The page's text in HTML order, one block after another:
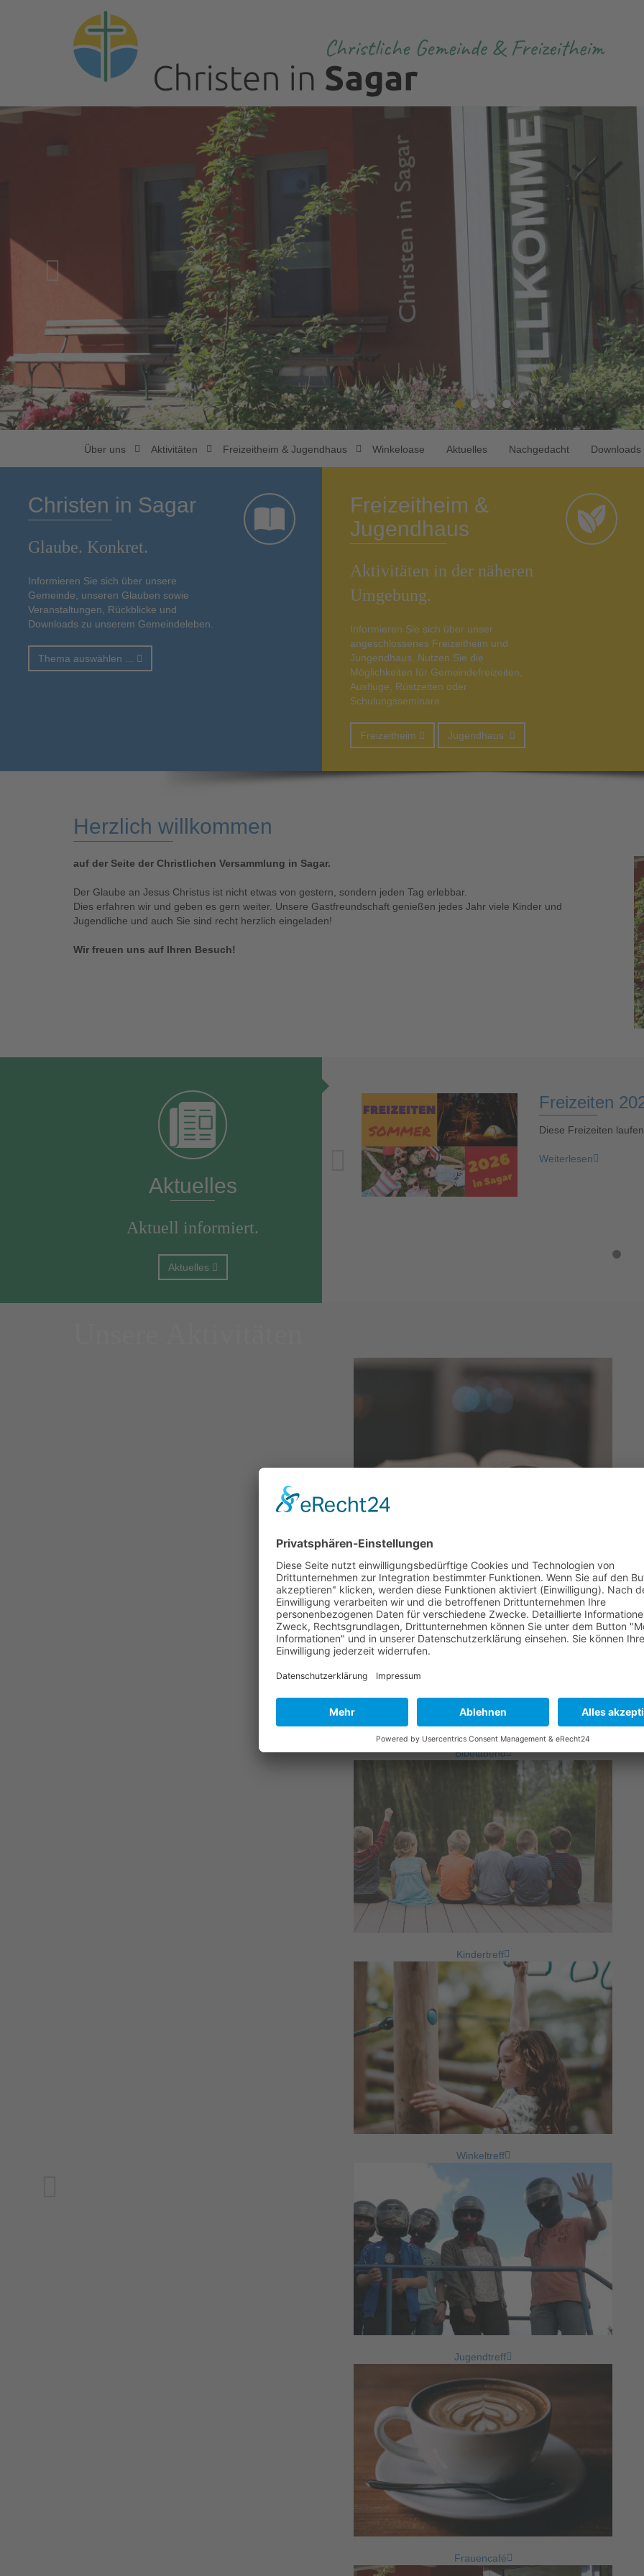
Previous
Über uns Aktivitäten Freizeitheim & Jugendhaus Winkeloase Aktuelles Nachgedacht Downloads
Christen in Sagar
Glaube. Konkret.
Informieren Sie sich über unsere
Gemeinde, unseren Glauben sowie
Veranstaltungen, Rückblicke und
Downloads zu unserem Gemeindeleben.
Thema auswählen ...
Freizeitheim &
Jugendhaus
Aktivitäten in der näheren
Umgebung.
Informieren Sie sich über unser
angeschlossenes Freizeitheim und
Jungendhaus. Nutzen Sie die
Möglichkeiten für Gemeindefreizeiten,
Ausflüge, Rüstzeiten oder
Schulungsseminare.
Freizeitheim Jugendhaus
Herzlich willkommen
auf der Seite der Christlichen Versammlung in Sagar.
Der Glaube an Jesus Christus ist nicht etwas von gestern, sondern jeden Tag erlebbar.
Dies erfahren wir und geben es gern weiter. Unsere Gastfreundschaft genießen jedes Jahr viele Kinder und
Jugendliche und auch Sie sind recht herzlich eingeladen!
Wir freuen uns auf Ihren Besuch!
Aktuelles
Aktuell informiert.
Aktuelles
Freizeiten
Diese Freizeiten
Weiterlesen
Previous
Bibelabend
Kindertreff
Winkeltreff
Jugendtreff
Frauencafé